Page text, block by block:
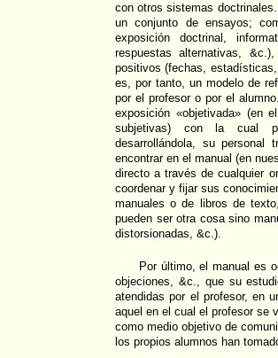
con otros sistemas
un conjunto de ensayos;
exposición doctrinal,
respuestas alternativas,
positivos (fechas,
es, por tanto, un modelo de
por el profesor o por el
exposición «objetivada» (en
subjetivas) con la cual
desarrollándola, su personal
encontrar en el manual (en
directo a través de cualquier
coordenar y fijar sus
manuales o de libros de
pueden ser otra cosa sino
distorsionadas, &c.).
Por último, el manual es
objeciones, &c., que su
atendidas por el profesor, en
aquel en el cual el profesor se
como medio objetivo de
los propios alumnos han